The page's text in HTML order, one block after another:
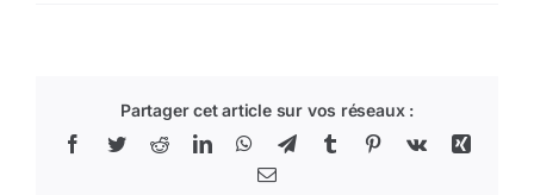
Partager cet article sur vos réseaux :
Facebook
TwitterRedditLinkedInWhatsApp
TelegramTumblr Pinterest
Vk
Xing
Email